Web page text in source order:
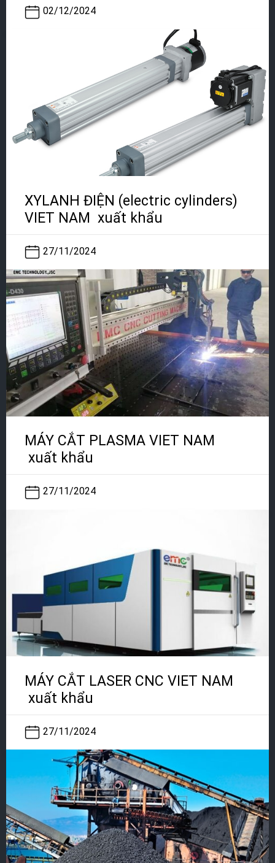
02/12/2024
XYLANH ĐIỆN (electric cylinders)
VIET NAM xuất khẩu
27/11/2024
MÁY CẮT PLASMA VIET NAM
xuất khẩu
27/11/2024
MÁY CẮT LASER CNC VIET NAM
xuất khẩu
27/11/2024